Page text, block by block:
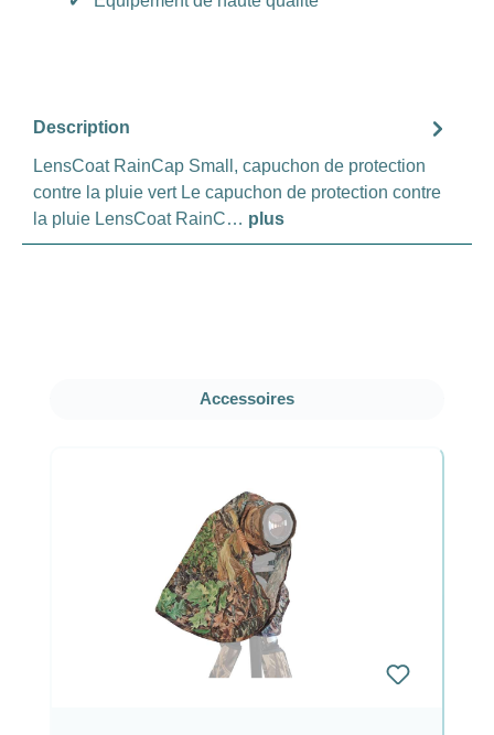
Description
LensCoat RainCap Small, capuchon de protection
contre la pluie vert Le capuchon de protection contre
la pluie LensCoat RainC… plus
Ignorer la galerie de produits
Accessoires